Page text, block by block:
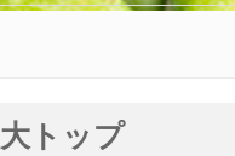
トップ